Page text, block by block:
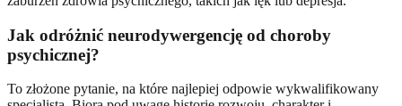
Jak odróżnić neurodywergencję od choroby
psychicznej?
To złożone pytanie, na które najlepiej odpowie wykwalifikowany